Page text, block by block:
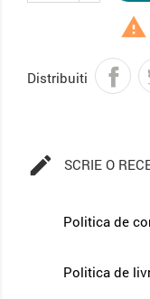

Distribuiti
 SCRIE O
Politica de
Politica de